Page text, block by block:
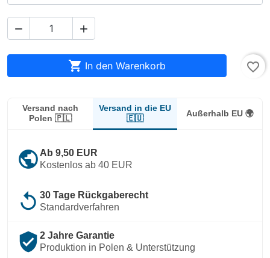
 
 In den Warenkorb favorite_border
Versand nach
Polen 🇵🇱
Versand in die EU
🇪🇺
Außerhalb EU 🌍
public Ab 9,50 EUR
Kostenlos ab 40 EUR
replay 30 Tage Rückgaberecht
Standardverfahren
verified_user 2 Jahre Garantie
Produktion in Polen & Unterstützung